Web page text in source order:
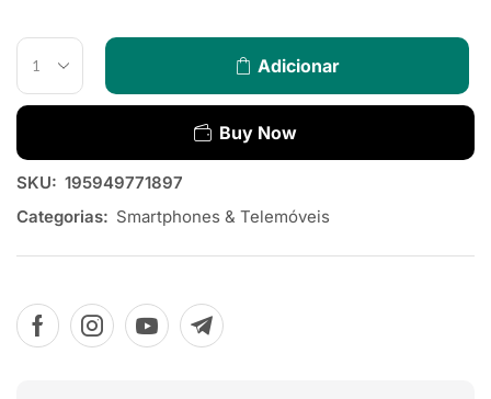
Adicionar
Buy Now
SKU: 195949771897
Categorias: Smartphones & Telemóveis